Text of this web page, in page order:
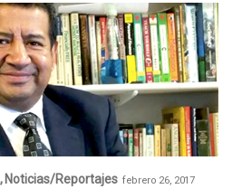
Noticias/Reportajes febrero 26, 2017